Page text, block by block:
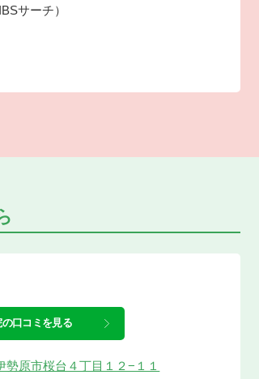
サーチ）
口コミを見る
勢原市桜台４丁目１２−１１